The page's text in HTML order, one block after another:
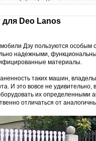
Deo Lanos
Дэу пользуются особым
надежными,
материалы.
таких машин,
И это вовсе не
их определенными
отличаться от